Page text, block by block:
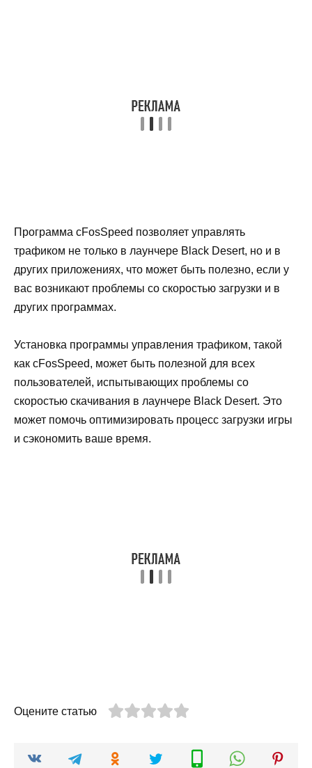
Программа cFosSpeed позволяет управлять
трафиком не только в лаунчере Black Desert, но и в
других приложениях, что может быть полезно, если у
вас возникают проблемы со скоростью загрузки и в
других программах.
Установка программы управления трафиком, такой
как cFosSpeed, может быть полезной для всех
пользователей, испытывающих проблемы со
скоростью скачивания в лаунчере Black Desert. Это
может помочь оптимизировать процесс загрузки игры
и сэкономить ваше время.
Оцените статью